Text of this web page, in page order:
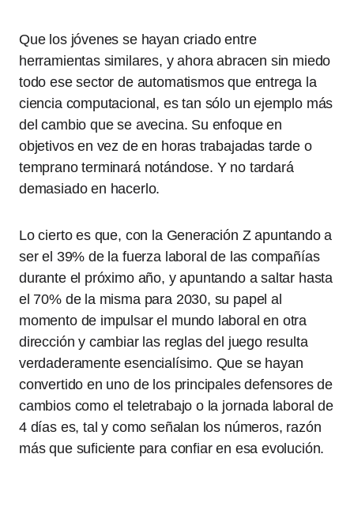
Que los jóvenes se hayan criado entre
herramientas similares, y ahora abracen sin miedo
todo ese sector de automatismos que entrega la
ciencia computacional, es tan sólo un ejemplo más
del cambio que se avecina. Su enfoque en
objetivos en vez de en horas trabajadas tarde o
temprano terminará notándose. Y no tardará
demasiado en hacerlo.
Lo cierto es que, con la Generación Z apuntando a
ser el 39% de la fuerza laboral de las compañías
durante el próximo año, y apuntando a saltar hasta
el 70% de la misma para 2030, su papel al
momento de impulsar el mundo laboral en otra
dirección y cambiar las reglas del juego resulta
verdaderamente esencialísimo. Que se hayan
convertido en uno de los principales defensores de
cambios como el teletrabajo o la jornada laboral de
4 días es, tal y como señalan los números, razón
más que suficiente para confiar en esa evolución.